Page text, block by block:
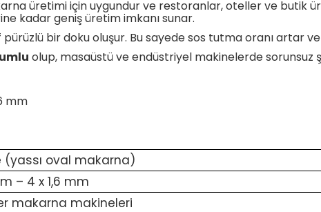
üretimi için uygundur ve restoranlar, oteller ve butik
kadar geniş üretim imkanı sunar.
bir doku oluşur. Bu sayede sos tutma oranı artar
olup, masaüstü ve endüstriyel makinelerde sorunsuz
mm
(yassı oval makarna)
– 4 x 1,6 mm
makarna makineleri